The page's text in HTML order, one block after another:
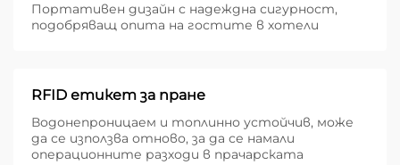
Портативен дизайн с надеждна сигурност,
подобряващ опита на гостите в хотели
RFID етикет за пране
Водонепроницаем и топлинно устойчив, може
да се използва отново, за да се намали
операционните разходи в прачарската